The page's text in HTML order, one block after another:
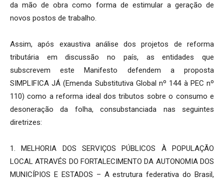
da mão de obra como forma de estimular a geração de
novos postos de trabalho.
Assim, após exaustiva análise dos projetos de reforma
tributária em discussão no país, as entidades que
subscrevem este Manifesto defendem a proposta
SIMPLIFICA JÁ (Emenda Substitutiva Global nº 144 à PEC nº
110) como a reforma ideal dos tributos sobre o consumo e
desoneração da folha, consubstanciada nas seguintes
diretrizes:
1. MELHORIA DOS SERVIÇOS PÚBLICOS À POPULAÇÃO
LOCAL ATRAVÉS DO FORTALECIMENTO DA AUTONOMIA DOS
MUNICÍPIOS E ESTADOS – A estrutura federativa do Brasil,